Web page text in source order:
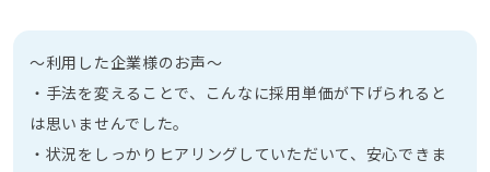
～利用した企業様のお声～
・手法を変えることで、こんなに採用単価が下げられると
は思いませんでした。
・状況をしっかりヒアリングしていただいて、安心できま